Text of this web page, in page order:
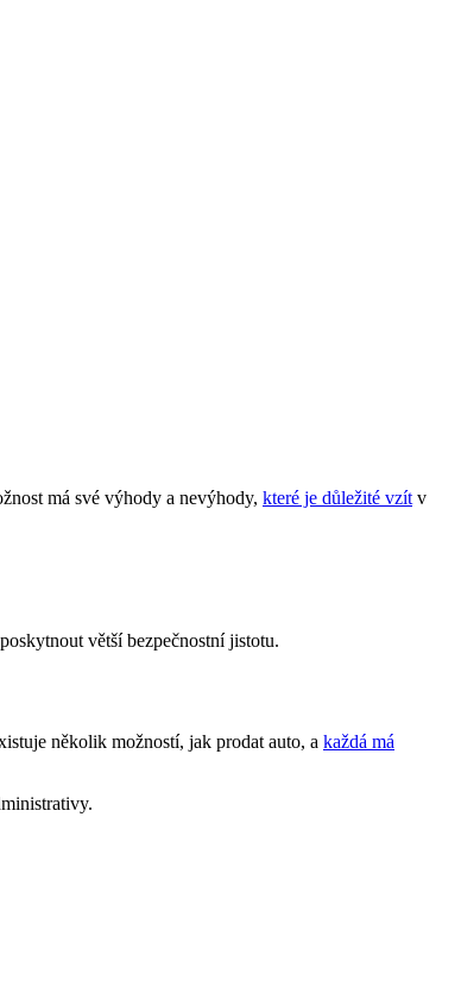
má své výhody a nevýhody, které je důležité vzít v
větší bezpečnostní jistotu.
několik možností, jak prodat auto, a každá má